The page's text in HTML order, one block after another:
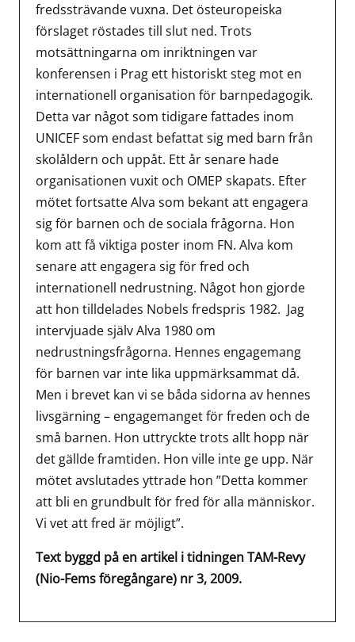
fredssträvande vuxna. Det östeuropeiska
förslaget röstades till slut ned. Trots
motsättningarna om inriktningen var
konferensen i Prag ett historiskt steg mot en
internationell organisation för barnpedagogik.
Detta var något som tidigare fattades inom
UNICEF som endast befattat sig med barn från
skolåldern och uppåt. Ett år senare hade
organisationen vuxit och OMEP skapats. Efter
mötet fortsatte Alva som bekant att engagera
sig för barnen och de sociala frågorna. Hon
kom att få viktiga poster inom FN. Alva kom
senare att engagera sig för fred och
internationell nedrustning. Något hon gjorde
att hon tilldelades Nobels fredspris 1982. Jag
intervjuade själv Alva 1980 om
nedrustningsfrågorna. Hennes engagemang
för barnen var inte lika uppmärksammat då.
Men i brevet kan vi se båda sidorna av hennes
livsgärning – engagemanget för freden och de
små barnen. Hon uttryckte trots allt hopp när
det gällde framtiden. Hon ville inte ge upp. När
mötet avslutades yttrade hon ”Detta kommer
att bli en grundbult för fred för alla människor.
Vi vet att fred är möjligt”.
Text byggd på en artikel i tidningen TAM-Revy
(Nio-Fems föregångare) nr 3, 2009.